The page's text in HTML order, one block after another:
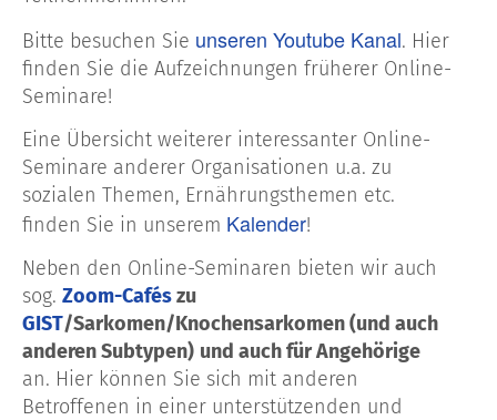
Bitte besuchen Sie unseren Youtube Kanal. Hier
finden Sie die Aufzeichnungen früherer Online-
Seminare!
Eine Übersicht weiterer interessanter Online-
Seminare anderer Organisationen u.a. zu
sozialen Themen, Ernährungsthemen etc.
finden Sie in unserem Kalender!
Neben den Online-Seminaren bieten wir auch
sog. Zoom-Cafészu
GIST/Sarkomen/Knochensarkomen (und auch
anderen Subtypen) und auch für Angehörige
an. Hier können Sie sich mit anderen
Betroffenen in einer unterstützenden und